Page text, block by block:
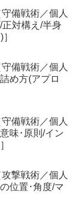
備戦術／個人
対構え/半身
備戦術／個人
め方(アプロ
備戦術／個人
味･原則/イン
撃戦術／個人
位置･角度/マ